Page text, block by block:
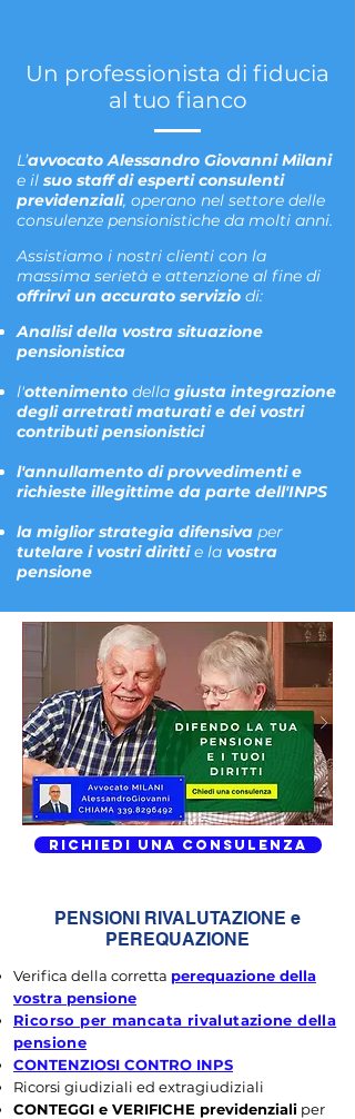
Un professionista di fiducia
al tuo fianco
L’avvocato Alessandro Giovanni Milani
e il suo staff di esperti consulenti
previdenziali, operano nel settore delle
consulenze pensionistiche da molti anni.
Assistiamo i nostri clienti con la
massima serietà e attenzione al fine di
offrirvi un accurato servizio di:
Analisi della vostra situazione
pensionistica
l'ottenimento della giusta integrazione
degli arretrati maturati e dei vostri
contributi pensionistici
l'annullamento di provvedimenti e
richieste illegittime da parte dell'INPS
la miglior strategia difensiva per
tutelare i vostri dirittie la vostra
pensione
Richiedi una consulenza
PENSIONI RIVALUTAZIONE e
PEREQUAZIONE
Verifica della corretta perequazione della
vostra pensione
Ricorso per mancata rivalutazione della
pensione
CONTENZIOSI CONTRO INPS
Ricorsi giudiziali ed extragiudiziali
CONTEGGI e VERIFICHE previdenziali per